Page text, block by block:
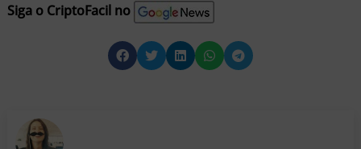
Siga o CriptoFacil no